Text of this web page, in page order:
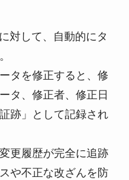
対して、自動的にタ
タを修正すると、修
タ、修正者、修正日
跡」として記録され
更履歴が完全に追跡
や不正な改ざんを防